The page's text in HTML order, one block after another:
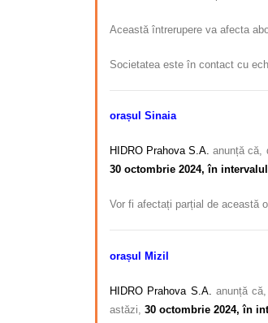
Această întrerupere va afecta
Societatea este în contact cu
orașul Sinaia
HIDRO Prahova S.A. anunță că,
30 octombrie 2024, în
Vor fi afectați parțial de această
orașul Mizil
HIDRO Prahova S.A. anunță
astăzi, 30 octombrie 2024, în